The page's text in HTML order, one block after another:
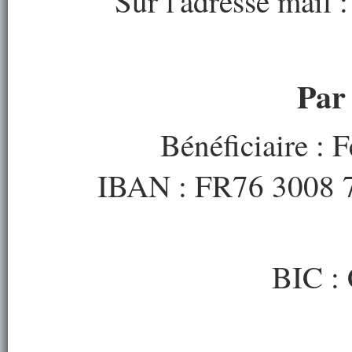
Bénéficiaire :
IBAN : FR76 3008
BIC :